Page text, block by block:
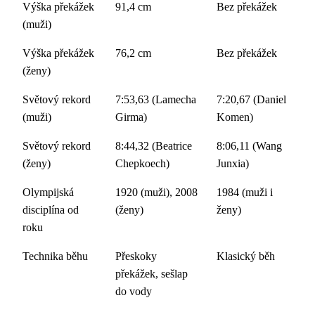
Výška překážek
(muži)
91,4 cm Bez překážek
Výška překážek
(ženy)
76,2 cm Bez překážek
Světový rekord
(muži)
7:53,63 (Lamecha
Girma)
7:20,67 (Daniel
Komen)
Světový rekord
(ženy)
8:44,32 (Beatrice
Chepkoech)
8:06,11 (Wang
Junxia)
Olympijská
disciplína od
roku
1920 (muži), 2008
(ženy)
1984 (muži i
ženy)
Technika běhu
Přeskoky
překážek, sešlap
do vody
Klasický běh